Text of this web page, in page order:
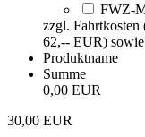
FWZ-
zzgl.
62,-- EUR)
Produktname
Summe
0,00 EUR
30,00 EUR